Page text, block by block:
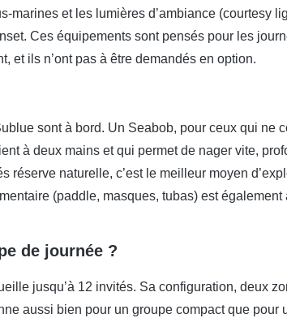
marines et les lumières d’ambiance (courtesy
Ces équipements sont pensés pour les
et ils n’ont pas à être demandés en option.
sont à bord. Un Seabob, pour ceux qui ne
à deux mains et qui permet de nager vite,
réserve naturelle, c’est le meilleur moyen
(paddle, masques, tubas) est également
de journée ?
jusqu’à 12 invités. Sa configuration, deux
aussi bien pour un groupe compact que